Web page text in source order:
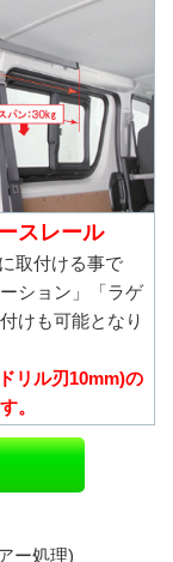
スレール
取付ける事で
ション」「ラゲ
けも可能となり
リル刃10mm)の
。
ー処理)